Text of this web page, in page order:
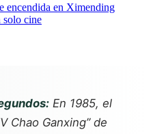
encendida en Ximending
solo cine
En 1985, el
Chao Ganxing” de